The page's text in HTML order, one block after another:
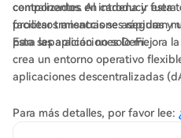
centralizados. Al introducir esta
facilitar transacciones rápidas y
para las aplicaciones DeFi.
componentes en cadena y
procesos mientras se aseguran
Esta separación no solo mejora
crea un entorno operativo
aplicaciones descentralizadas
funcionalidad de NFT, activos
Para más detalles, por favor lee: